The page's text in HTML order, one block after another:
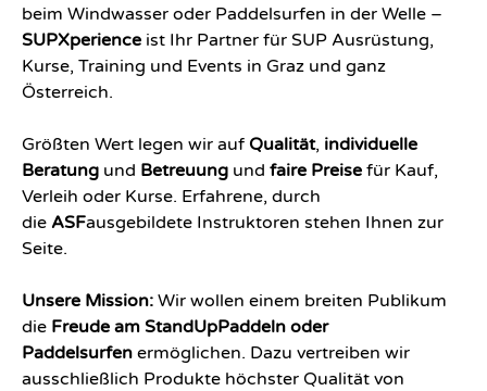
beim Windwasser oder Paddelsurfen in der Welle –
SUPXperience ist Ihr Partner für SUP Ausrüstung,
Kurse, Training und Events in Graz und ganz
Österreich.
Größten Wert legen wir auf Qualität, individuelle
Beratung und Betreuung und faire Preise für Kauf,
Verleih oder Kurse. Erfahrene, durch
die ASFausgebildete Instruktoren stehen Ihnen zur
Seite.
Unsere Mission: Wir wollen einem breiten Publikum
die Freude am StandUpPaddeln oder
Paddelsurfen ermöglichen. Dazu vertreiben wir
ausschließlich Produkte höchster Qualität von